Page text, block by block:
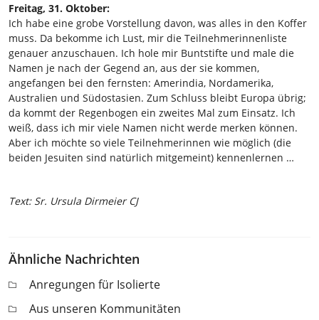
Freitag, 31. Oktober:
Ich habe eine grobe Vorstellung davon, was alles in den Koffer
muss. Da bekomme ich Lust, mir die Teilnehmerinnenliste
genauer anzuschauen. Ich hole mir Buntstifte und male die
Namen je nach der Gegend an, aus der sie kommen,
angefangen bei den fernsten: Amerindia, Nordamerika,
Australien und Südostasien. Zum Schluss bleibt Europa übrig;
da kommt der Regenbogen ein zweites Mal zum Einsatz. Ich
weiß, dass ich mir viele Namen nicht werde merken können.
Aber ich möchte so viele Teilnehmerinnen wie möglich (die
beiden Jesuiten sind natürlich mitgemeint) kennenlernen …
Text: Sr. Ursula Dirmeier CJ
Ähnliche Nachrichten
Anregungen für Isolierte
Aus unseren Kommunitäten